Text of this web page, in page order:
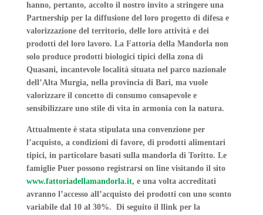
hanno, pertanto, accolto il nostro invito a stringere una
Partnership per la diffusione del loro progetto di difesa e
valorizzazione del territorio, delle loro attività e dei
prodotti del loro lavoro. La Fattoria della Mandorla non
solo produce prodotti biologici tipici della zona di
Quasani, incantevole località situata nel parco nazionale
dell’Alta Murgia, nella provincia di Bari, ma vuole
valorizzare il concetto di consumo consapevole e
sensibilizzare uno stile di vita in armonia con la natura.
Attualmente è stata stipulata una convenzione per
l’acquisto, a condizioni di favore, di prodotti alimentari
tipici, in particolare basati sulla mandorla di Toritto. Le
famiglie Puer possono registrarsi on line visitando il sito
www.fattoriadellamandorla.it, e una volta accreditati
avranno l’accesso all’acquisto dei prodotti con uno sconto
variabile dal 10 al 30%. Di seguito il llink per la